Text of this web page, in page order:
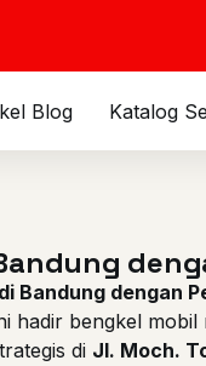
Blog Katalog
Bandung dengan
hadir bengkel mobil
di Jl. Moch.